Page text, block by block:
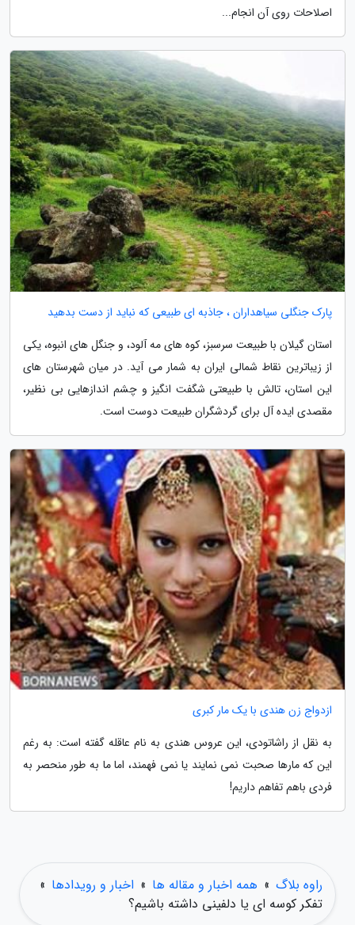
اصلاحات روی آن انجام...
پارک جنگلی سیاهداران ، جاذبه ای طبیعی که نباید از دست بدهید
استان گیلان با طبیعت سرسبز، کوه های مه آلود، و جنگل های انبوه، یکی
از زیباترین نقاط شمالی ایران به شمار می آید. در میان شهرستان های
این استان، تالش با طبیعتی شگفت انگیز و چشم اندازهایی بی نظیر،
مقصدی ایده آل برای گردشگران طبیعت دوست است.
ازدواج زن هندی با یک مار کبری
به نقل از راشاتودی، این عروس هندی به نام عاقله گفته است: به رغم
این که مارها صحبت نمی نمایند یا نمی فهمند، اما ما به طور منحصر به
فردی باهم تفاهم داریم!
راوه بلاگ » همه اخبار و مقاله ها » اخبار و رویدادها »
تفکر کوسه ای یا دلفینی داشته باشیم؟